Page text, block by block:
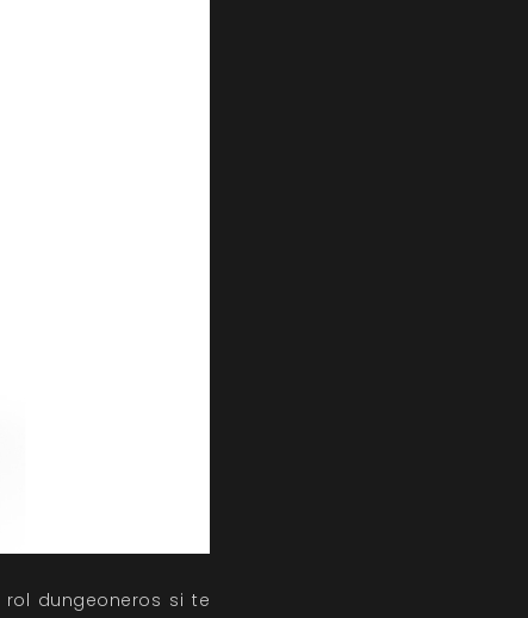
dungeoneros si te